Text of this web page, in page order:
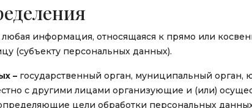
любая информация, относящаяся к прямо или
(субъекту персональных данных).
– государственный орган, муниципальный орган,
с другими лицами организующие и (или)
цели обработки персональных